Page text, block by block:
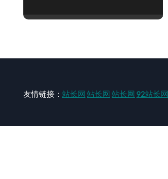
友情链接： 站长网 站长网 站长网 92站长网